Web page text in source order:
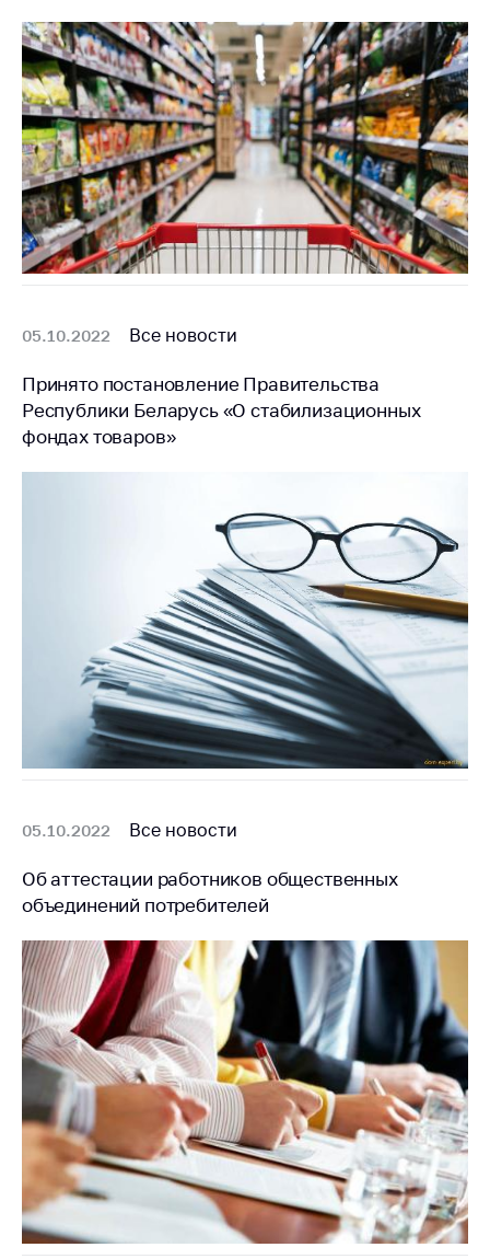
05.10.2022 Все новости
Принято постановление Правительства
Республики Беларусь «О стабилизационных
фондах товаров»
05.10.2022 Все новости
Об аттестации работников общественных
объединений потребителей